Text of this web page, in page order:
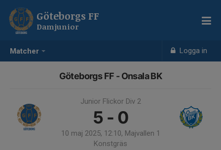
Matcher Logga in
Göteborgs FF
Damjunior
Göteborgs FF - Onsala BK
Junior Flickor Div 2
5 - 0
10 maj 2025, 12:10, Majvallen 1
Konstgräs